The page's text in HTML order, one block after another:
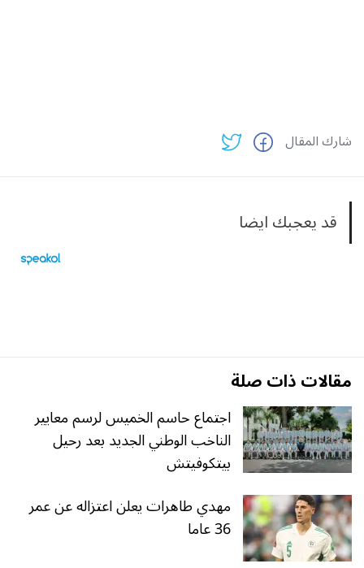
شارك المقال
قد يعجبك ايضا
مقالات ذات صلة
اجتماع حاسم الخميس لرسم معايير
الناخب الوطني الجديد بعد رحيل
بيتكوفيتش
مهدي طاهرات يعلن اعتزاله عن عمر
36 عاما